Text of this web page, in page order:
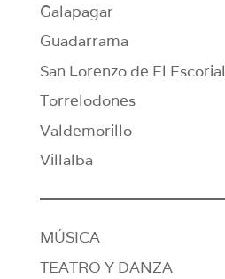
Galapagar
Guadarrama
San Lorenzo de El Escorial
Torrelodones
Valdemorillo
Villalba
MÚSICA
TEATRO Y DANZA